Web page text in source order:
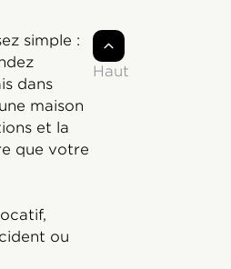
simple :
dans
maison
et la
que votre
ou
Haut